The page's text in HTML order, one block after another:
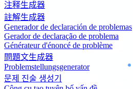
注释生成器
註解生成器
Generador de declaración de problemas
Gerador de declaração de problema
Générateur d'énoncé de problème
問題文生成器
Problemstellungsgenerator
문제 진술 생성기